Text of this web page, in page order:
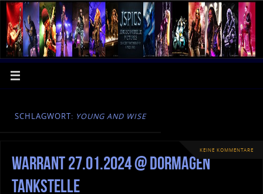
SCHLAGWORT: YOUNG AND WISE
KEINE KOMMENTARE
Warrant 27.01.2024 @ Dormagen
Tankstelle